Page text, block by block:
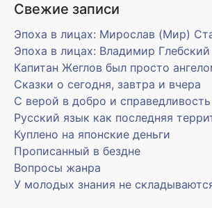
Свежие записи
Эпоха в лицах: Мирослав (Мир)
Эпоха в лицах: Владимир Глебский
Капитан Жеглов был просто
Сказки о сегодня, завтра и вчера
С верой в добро и справедливость
Русский язык как последняя
Куплено на японские деньги
Прописанный в бездне
Вопросы жанра
У молодых знания не